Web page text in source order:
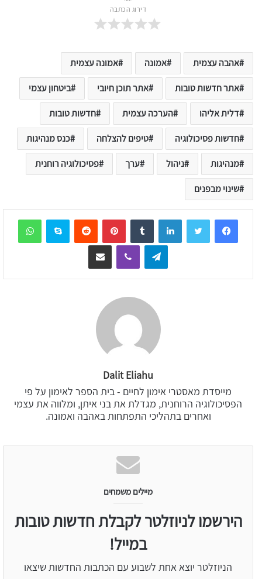
דירוג הכתבה
אהבה עצמית אמונה אמונה עצמית
אתר חדשות טובות אתר תוכן חיובי ביטחון עצמי
דלית אליהו הערכה עצמית חדשות טובות
חדשות פסיכולוגיה טיפים להצלחה כנס מנהיגות
מנהיגות ניהול ערך פסיכולוגיה רוחנית
שינוי מבפנים
LinkedIn
Tumblr
Pinterest
Reddit
Skype
Telegram
Viber שיתוף דרך המייל
Dalit Eliahu
מייסדת מאסטרי אימון לחיים - בית הספר לאימון על פי
הפסיכולוגיה הרוחנית, מגדלת את בני איתן, ומלווה את עצמי
ואחרים בתהליכי התפתחות באהבה ואמונה.
מיילים משמחים
הירשמו לניוזלטר לקבלת חדשות טובות
במייל!
הניוזלטר יוצא אחת לשבוע עם הכתבות החדשות שיצאו